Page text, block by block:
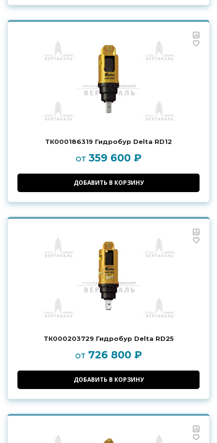
ТК000186319 Гидробур Delta RD12
от 359 600 ₽
ДОБАВИТЬ В КОРЗИНУ
ТК000203729 Гидробур Delta RD25
от 726 800 ₽
ДОБАВИТЬ В КОРЗИНУ